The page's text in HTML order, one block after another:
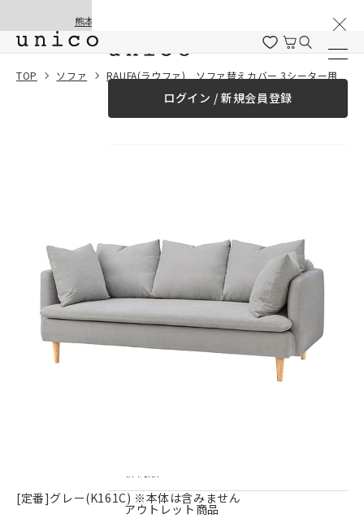
熊本地震の影響による配送遅延と停止について
ログイン / 新規会員登録
カーテン
ファブリック雑貨
アウトレット商品
TOP ソファ RAUFA(ラウファ) ソファ替えカバー 3シーター用 グレー
一緒に購入する
[定番]グレー(K161C) ※本体は含みません